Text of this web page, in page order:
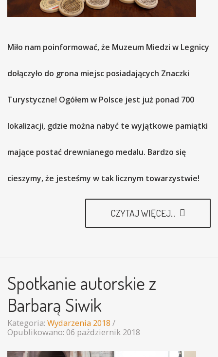
Miło nam poinformować, że Muzeum Miedzi w Legnicy
dołączyło do grona miejsc posiadających Znaczki
Turystyczne! Ogółem w Polsce jest już ponad 700
lokalizacji, gdzie można nabyć te wyjątkowe pamiątki
mające postać drewnianego medalu. Bardzo się
cieszymy, że jesteśmy w tak licznym towarzystwie!
CZYTAJ WIĘCEJ...
Spotkanie autorskie z
Barbarą Siwik
Kategoria: Wydarzenia 2018
Opublikowano: 06 październik 2018